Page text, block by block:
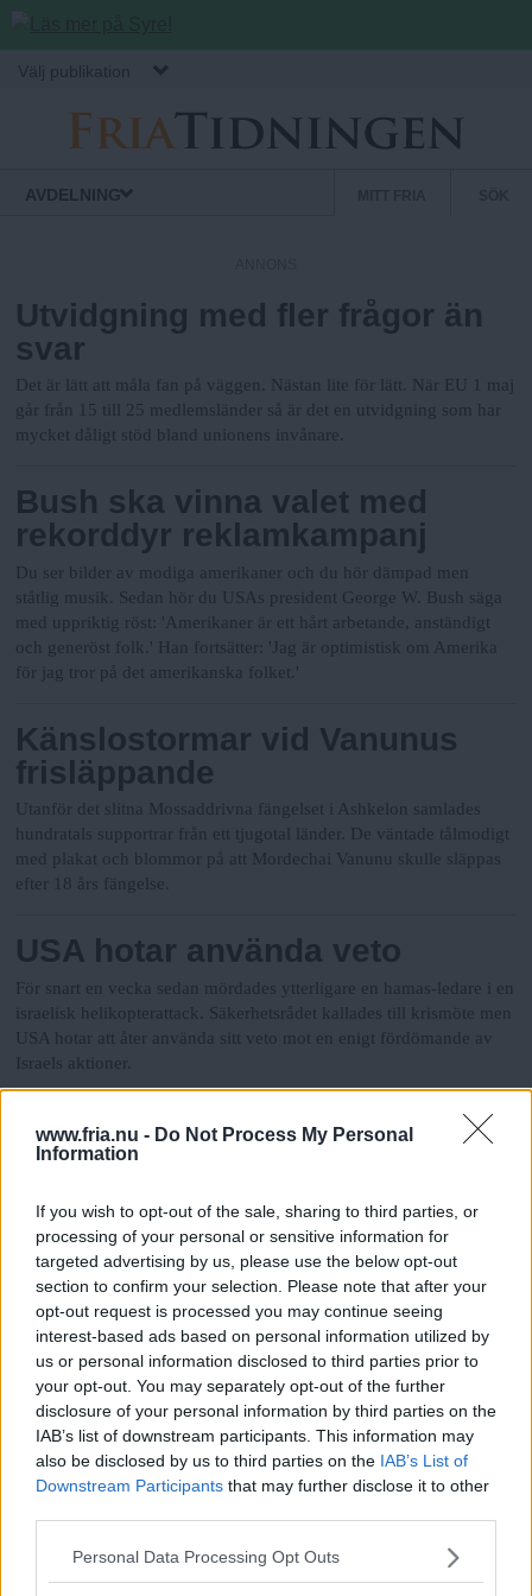
www.fria.nu - Do Not Process My Personal
Information
If you wish to opt-out of the sale, sharing to third parties, or
processing of your personal or sensitive information for
targeted advertising by us, please use the below opt-out
section to confirm your selection. Please note that after your
opt-out request is processed you may continue seeing
interest-based ads based on personal information utilized by
us or personal information disclosed to third parties prior to
your opt-out. You may separately opt-out of the further
disclosure of your personal information by third parties on the
IAB’s list of downstream participants. This information may
also be disclosed by us to third parties on the IAB’s List of
Downstream Participants that may further disclose it to other
Please note that this website/app uses one or more Google
Personal Data Processing Opt Outs
Välj publikation
F
i
a
N
u
AVDELNING
n
ä
r
e
n
y
Läs Frias efterträdare!
Syreär Sveriges enda gröna dagstidning som
Utvidgning med fler frågor än
svar
Det är lätt att måla fan på väggen. Nästan lite för lätt. När EU 1 maj
går från 15 till 25 medlemsländer så är det en utvidgning som har
mycket dåligt stöd bland unionens invånare.
Bush ska vinna valet med
rekorddyr reklamkampanj
Du ser bilder av modiga amerikaner och du hör dämpad men
ståtlig musik. Sedan hör du USAs president George W. Bush säga
med uppriktig röst: 'Amerikaner är ett hårt arbetande, anständigt
och generöst folk.' Han fortsätter: 'Jag är optimistisk om Amerika
för jag tror på det amerikanska folket.'
Känslostormar vid Vanunus
frisläppande
Utanför det slitna Mossaddrivna fängelset i Ashkelon samlades
hundratals supportrar från ett tjugotal länder. De väntade tålmodigt
med plakat och blommor på att Mordechai Vanunu skulle släppas
efter 18 års fängelse.
USA hotar använda veto
För snart en vecka sedan mördades ytterligare en hamas-ledare i en
israelisk helikopterattack. Säkerhetsrådet kallades till krismöte men
USA hotar att åter använda sitt veto mot en enigt fördömande av
Israels aktioner.
CGT organiserar papperslösa
I början av april talade Decio Machado från den spanska
Han berättade om sitt arbete med att organisera papperslösa
arbetare i Spanien.
Endast politik kan stoppa
terror
Det finns ord som präglar vår världsbild. Ord som sätter ramar för
vårt sätt att tänka. SFT skall i en serie artiklar närma sig kriget mot
terrorismen ur en annan synvinkel än den vanliga - nämligen
språkets.
Analys Terrorism: del 2
Gisslantagande bryter mot
krigets lagar